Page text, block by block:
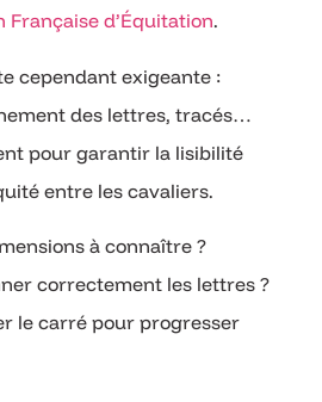
Française d’Équitation.
cependant exigeante :
des lettres, tracés…
pour garantir la lisibilité
entre les cavaliers.
à connaître ?
correctement les lettres ?
le carré pour progresser